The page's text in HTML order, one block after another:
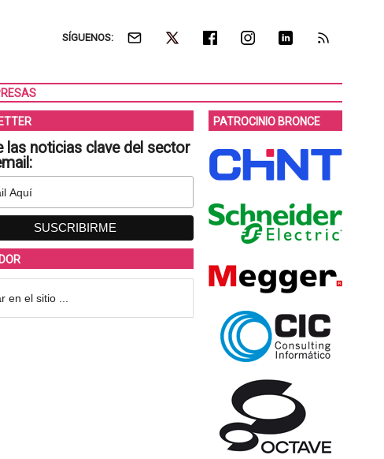
SÍGUENOS:
las noticias clave del sector
PATROCINIO BRONCE